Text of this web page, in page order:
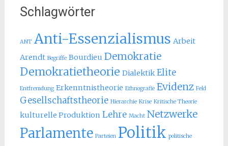
Schlagwörter
ANT Anti-Essenzialismus Arbeit
Arendt Begriffe Bourdieu Demokratie
Demokratietheorie Dialektik Elite
Entfremdung Erkenntnistheorie Ethnografie Evidenz Feld
Gesellschaftstheorie Hierarchie Krise Kritische Theorie
kulturelle Produktion Lehre Macht Netzwerke
Parlamente Parteien Politik politische